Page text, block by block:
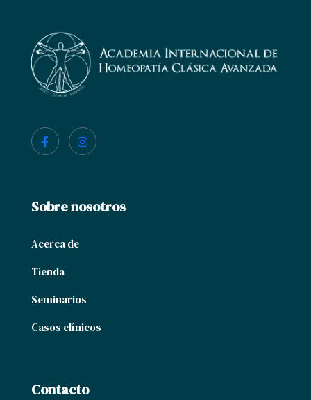
Sobre nosotros
Acerca de
Tienda
Seminarios
Casos clínicos
Contacto